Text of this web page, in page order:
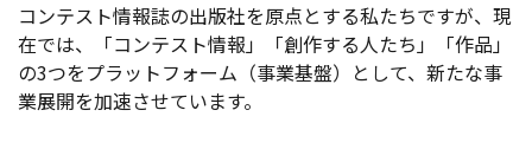
コンテストを主催される方へ
公募運営SaaS 「Kouboプランナー」
コンテスト情報誌の出版社を原点とする私たちですが、現
在では、「コンテスト情報」「創作する人たち」「作品」
の3つをプラットフォーム（事業基盤）として、新たな事
業展開を加速させています。